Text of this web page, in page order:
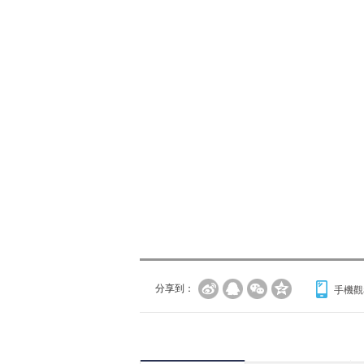
分享到： 手機